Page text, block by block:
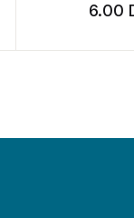
6.00